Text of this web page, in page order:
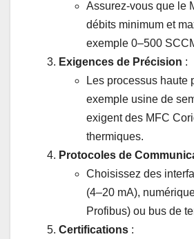
Assurez-vous que le
débits minimum et
exemple 0–500
Exigences de Précision :
Les processus haute
exemple usine de
exigent des MFC
thermiques.
Protocoles de
Choisissez des
(4–20 mA),
Profibus) ou bus de
Certifications :